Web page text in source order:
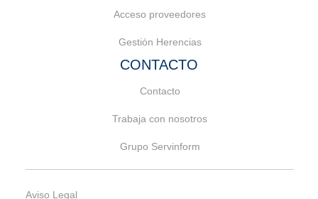
Acceso proveedores
Gestión Herencias
CONTACTO
Contacto
Trabaja con nosotros
Grupo Servinform
Aviso Legal